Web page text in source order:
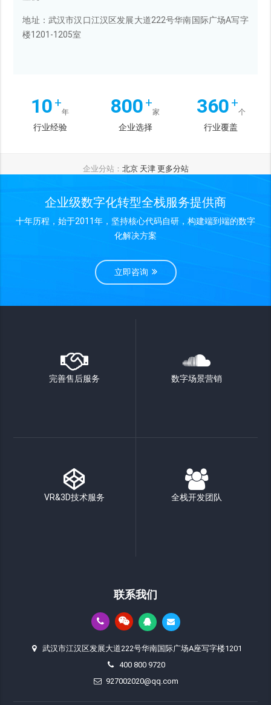
地址：武汉市汉口江汉区发展大道222号华南国际广场A写字
楼1201-1205室
10 +
年
行业经验
800 +
家
企业选择
360 +
个
行业覆盖
企业分站： 北京 天津 更多分站
企业级数字化转型全栈服务提供商
十年历程，始于2011年，坚持核心代码自研，构建端到端的数字
化解决方案
立即咨询
完善售后服务 数字场景营销
VR&3D技术服务 全栈开发团队
联系我们
武汉市江汉区发展大道222号华南国际广场A座写字楼1201
400 800 9720
927002020@qq.com